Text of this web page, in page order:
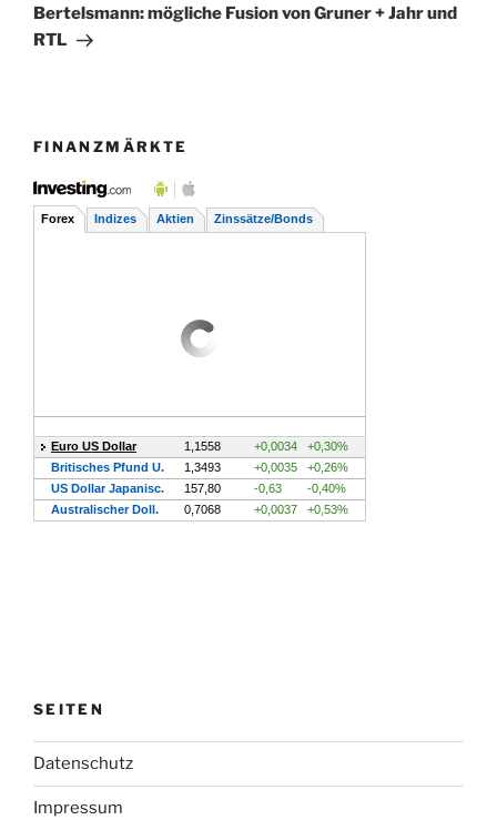
Beitrag
Bertelsmann: mögliche Fusion von Gruner + Jahr und
RTL
FINANZMÄRKTE
SEITEN
Datenschutz
Impressum